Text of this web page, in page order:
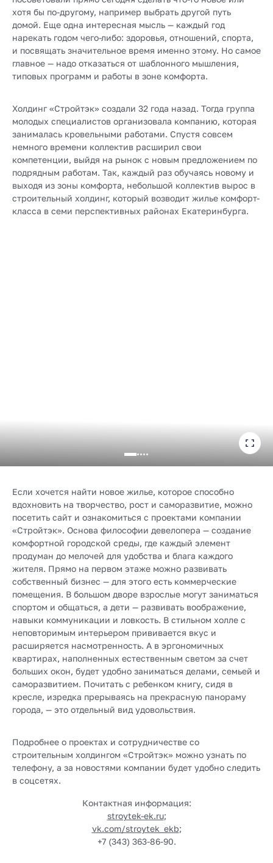
хотя бы по-другому, например выбрать другой путь
домой. Еще одна интересная мысль — каждый год
нарекать годом чего-либо: здоровья, отношений, спорта,
и посвящать значительное время именно этому. Но самое
главное — надо отказаться от шаблонного мышления,
типовых программ и работы в зоне комфорта.
Холдинг «Стройтэк» создали 32 года назад. Тогда группа
молодых специалистов организовала компанию, которая
занималась кровельными работами. Спустя совсем
немного времени коллектив расширил свои
компетенции, выйдя на рынок с новым предложением по
подрядным работам. Так, каждый раз обучаясь новому и
выходя из зоны комфорта, небольшой коллектив вырос в
строительный холдинг, который возводит жилье комфорт-
класса в семи перспективных районах Екатеринбурга.
Если хочется найти новое жилье, которое способно
вдохновить на творчество, рост и саморазвитие, можно
посетить сайт и ознакомиться с проектами компании
«Стройтэк». Основа философии девелопера — создание
комфортной городской среды, где каждый элемент
продуман до мелочей для удобства и блага каждого
жителя. Прямо на первом этаже можно развивать
собственный бизнес — для этого есть коммерческие
помещения. В большом дворе взрослые могут заниматься
спортом и общаться, а дети — развивать воображение,
навыки коммуникации и ловкость. В стильном холле с
неповторимым интерьером прививается вкус и
расширяется насмотренность. А в эргономичных
квартирах, наполненных естественным светом за счет
больших окон, будет удобно заниматься делами, семьей и
саморазвитием. Почитать с ребенком книгу, сидя в
кресле, изредка прерываясь на прекрасную панораму
города, — это отдельный вид удовольствия.
Подробнее о проектах и сотрудничестве со
строительным холдингом «Стройтэк» можно узнать по
телефону, а за новостями компании будет удобно следить
в соцсетях.
Контактная информация:
stroytek-ek.ru;
vk.com/stroytek_ekb;
+7 (343) 363-86-90.